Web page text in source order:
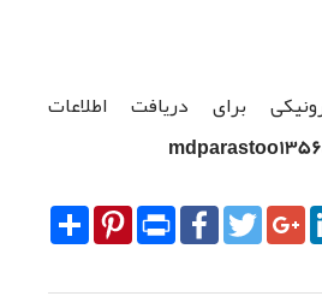
برای دریافت اطلاعات
SharePinterest Print
FacebookTwitterGoogle+